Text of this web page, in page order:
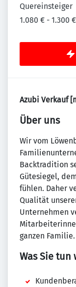
Quereinsteiger
1.080 € - 1.300
Azubi Verkauf
Über uns
Wir vom
Backtradition
Gütesiegel,
fühlen. Daher
Qualität
Unternehmen
ganzen
Was Sie tun